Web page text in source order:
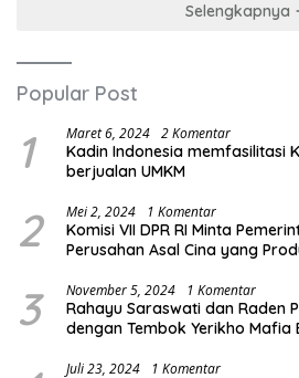
Selengkapnya
Popular Post
1 Maret 6, 2024 2 Komentar
Kadin Indonesia memfasilitasi
berjualan UMKM
2 Mei 2, 2024 1 Komentar
Komisi VII DPR RI Minta
Perusahan Asal Cina yang
3 November 5, 2024 1 Komentar
Rahayu Saraswati dan Raden
dengan Tembok Yerikho Mafia
Juli 23, 2024 1 Komentar